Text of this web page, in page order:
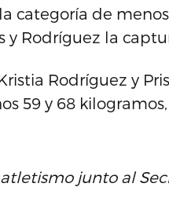
categoría de
y Rodríguez la
Rodríguez y
59 y 68
junto al